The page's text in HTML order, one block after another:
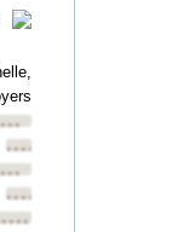
••••••••
••••••••